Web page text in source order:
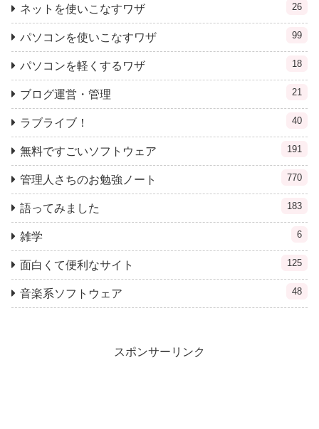
ネットを使いこなすワザ 26
パソコンを使いこなすワザ 99
パソコンを軽くするワザ 18
ブログ運営・管理 21
ラブライブ！ 40
無料ですごいソフトウェア 191
管理人さちのお勉強ノート 770
語ってみました 183
雑学 6
面白くて便利なサイト 125
音楽系ソフトウェア 48
スポンサーリンク